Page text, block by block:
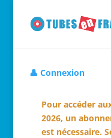
👤 Connexion
Pour accéder
2026, un
est nécessaire.